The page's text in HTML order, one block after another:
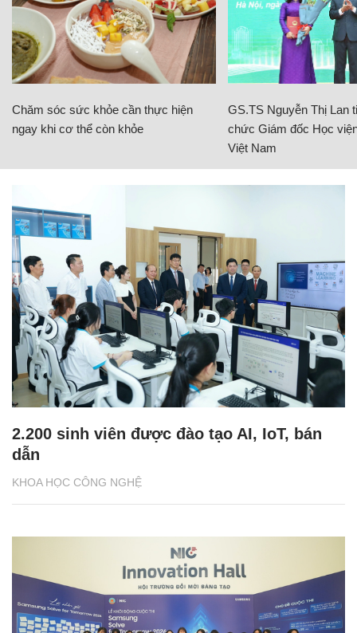
Chăm sóc sức khỏe cần thực hiện
ngay khi cơ thể còn khỏe
GS.TS Nguyễn Thị Lan
chức Giám đốc Học
Việt Nam
KHOA HỌC CÔNG NGHỆ
2.200 sinh viên được đào tạo AI, IoT, bán
dẫn